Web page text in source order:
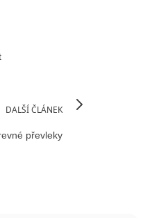
DALŠÍ ČLÁNEK
převleky